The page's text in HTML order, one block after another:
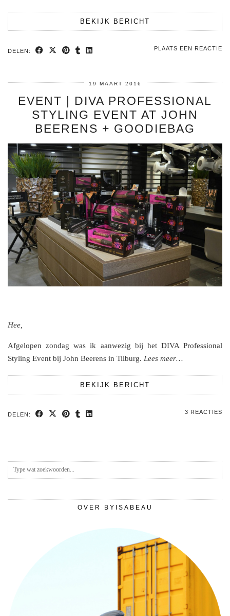
BEKIJK BERICHT
DELEN: PLAATS EEN REACTIE
19 MAART 2016
EVENT | DIVA PROFESSIONAL
STYLING EVENT AT JOHN
BEERENS + GOODIEBAG
Hee,
Afgelopen zondag was ik aanwezig bij het DIVA Professional
Styling Event bij John Beerens in Tilburg. Lees meer…
BEKIJK BERICHT
DELEN: 3 REACTIES
OVER BYISABEAU